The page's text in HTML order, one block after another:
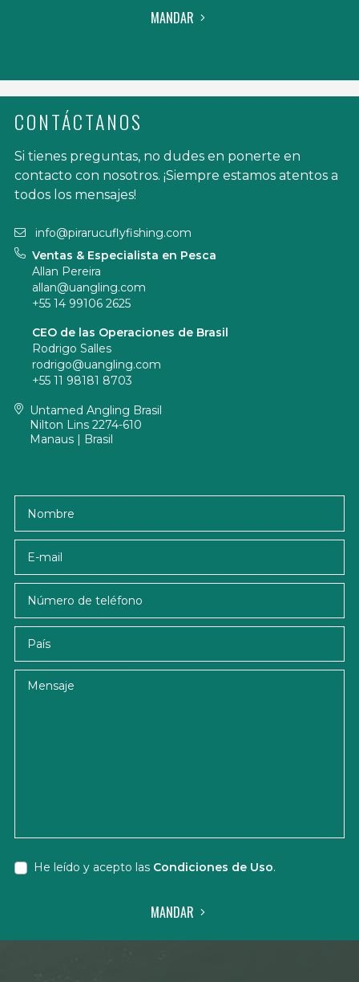
MANDAR
CONTÁCTANOS
Si tienes preguntas, no dudes en ponerte en
contacto con nosotros. ¡Siempre estamos atentos a
todos los mensajes!
info@pirarucuflyfishing.com
Ventas & Especialista en Pesca
Allan Pereira
allan@uangling.com
+55 14 99106 2625
CEO de las Operaciones de Brasil
Rodrigo Salles
rodrigo@uangling.com
+55 11 98181 8703
Untamed Angling Brasil
Nilton Lins 2274-610
Manaus | Brasil
He leído y acepto las Condiciones de Uso.
MANDAR